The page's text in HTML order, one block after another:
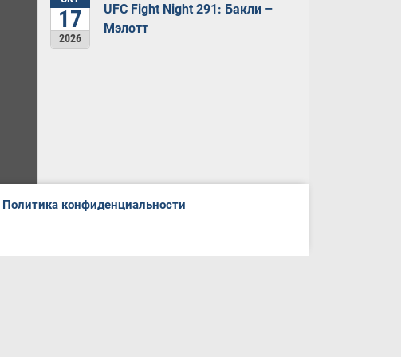
17
2026
UFC Fight Night 291: Бакли –
Мэлотт
Политика конфиденциальности